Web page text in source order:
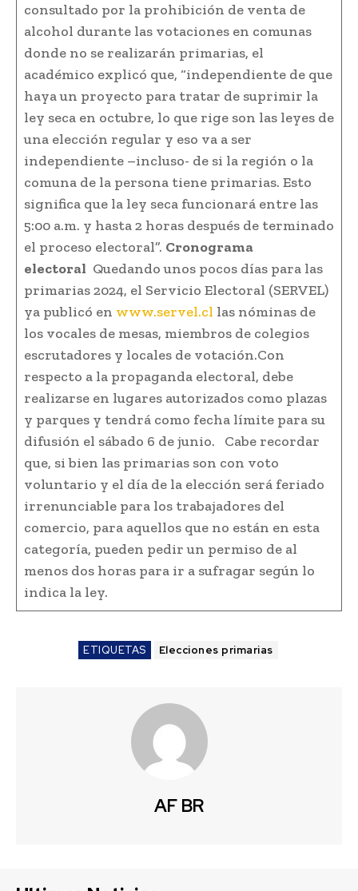
consultado por la prohibición de venta de
alcohol durante las votaciones en comunas
donde no se realizarán primarias, el
académico explicó que, “independiente de que
haya un proyecto para tratar de suprimir la
ley seca en octubre, lo que rige son las leyes de
una elección regular y eso va a ser
independiente –incluso- de si la región o la
comuna de la persona tiene primarias. Esto
significa que la ley seca funcionará entre las
5:00 a.m. y hasta 2 horas después de terminado
el proceso electoral”. Cronograma
electoral Quedando unos pocos días para las
primarias 2024, el Servicio Electoral (SERVEL)
ya publicó en www.servel.cl las nóminas de
los vocales de mesas, miembros de colegios
escrutadores y locales de votación.Con
respecto a la propaganda electoral, debe
realizarse en lugares autorizados como plazas
y parques y tendrá como fecha límite para su
difusión el sábado 6 de junio. Cabe recordar
que, si bien las primarias son con voto
voluntario y el día de la elección será feriado
irrenunciable para los trabajadores del
comercio, para aquellos que no están en esta
categoría, pueden pedir un permiso de al
menos dos horas para ir a sufragar según lo
indica la ley.
ETIQUETAS Elecciones primarias
AF BR